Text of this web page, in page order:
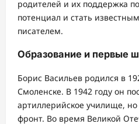
родителей и их поддержка
потенциал и стать
писателем.
Образование и первые
Борис Васильев родился в
Смоленске. В 1942 году он
артиллерийское училище,
фронт. Во время Великой